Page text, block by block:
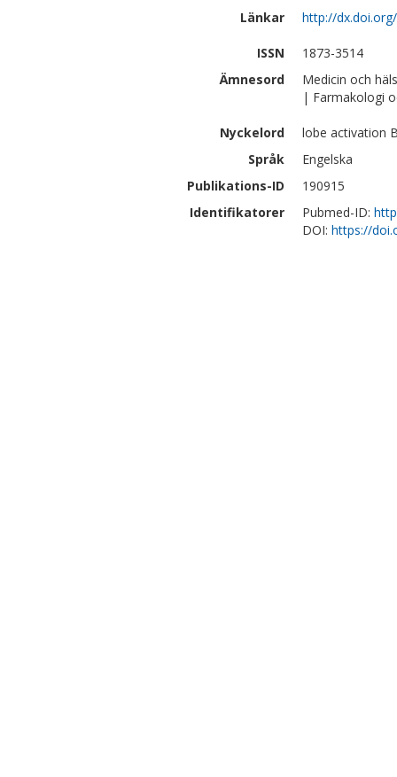
Länkar
http://
ISSN
1873-3514
Ämnesord
Medicin och
| Farmakologi
Nyckelord
lobe activation
Språk
Engelska
Publikations-ID
190915
Identifikatorer
Pubmed-ID:
DOI: https://